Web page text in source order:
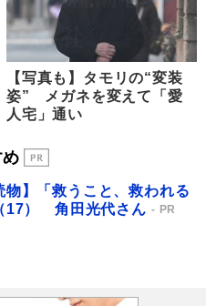
【写真も】タモリの“変装
姿” メガネを変えて「愛
人宅」通い
物】「救うこと、救われる
17） 角田光代さん
PR